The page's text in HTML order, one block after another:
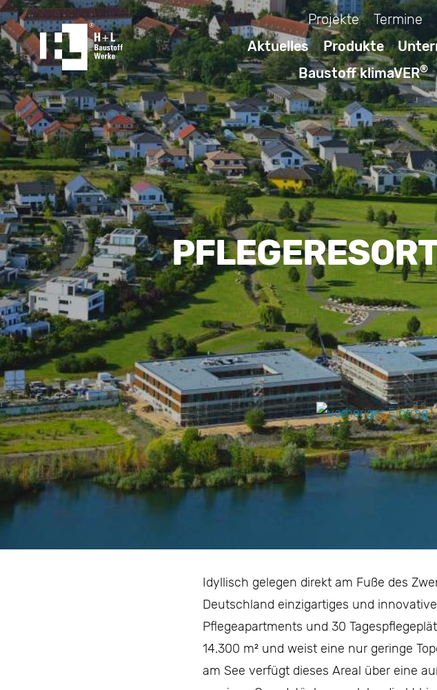
Projekte Termine
Aktuelles
Produkte
Baustoff klimaVER®
Idyllisch gelegen direkt am Fuße des
Deutschland einzigartiges und
Pflegeapartments und 30
14.300 m² und weist eine nur geringe
am See verfügt dieses Areal über eine